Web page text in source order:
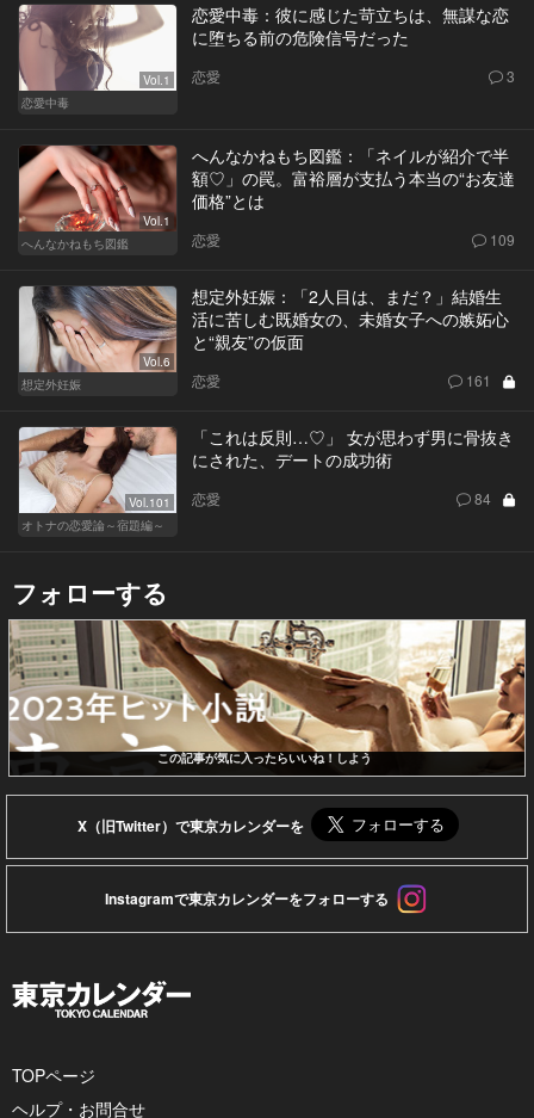
Vol.1
恋愛中毒
恋愛中毒：彼に感じた苛立ちは、無謀な恋
に堕ちる前の危険信号だった
恋愛 3
Vol.1
へんなかねもち図鑑
へんなかねもち図鑑：「ネイルが紹介で半
額♡」の罠。富裕層が支払う本当の“お友達
価格”とは
恋愛 109
Vol.6
想定外妊娠
想定外妊娠：「2人目は、まだ？」結婚生
活に苦しむ既婚女の、未婚女子への嫉妬心
と“親友”の仮面
恋愛 161
Vol.101
オトナの恋愛論～宿題編～
「これは反則…♡」 女が思わず男に骨抜き
にされた、デートの成功術
恋愛 84
フォローする
この記事が気に入ったらいいね！しよう
X（旧Twitter）で東京カレンダーを
Instagramで東京カレンダーをフォローする
TOPページ
ヘルプ・お問合せ